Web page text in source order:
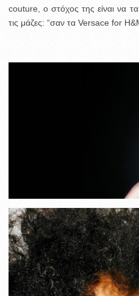
couture, ο στόχος της είναι να
τις μάζες: “σαν τα Versace for